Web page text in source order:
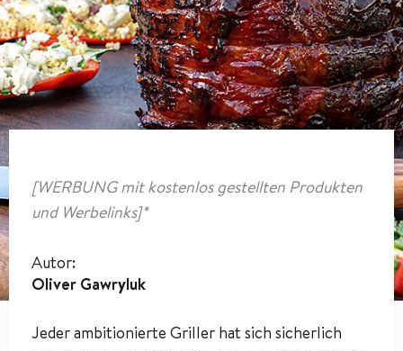
[WERBUNG mit kostenlos gestellten Produkten
und Werbelinks]*
Autor:
Oliver Gawryluk
Jeder ambitionierte Griller hat sich sicherlich